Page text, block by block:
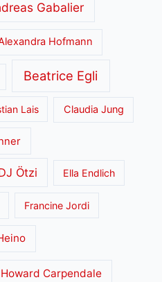
Gabalier
Hofmann
Beatrice Egli
Lais Claudia Jung
Ötzi Ella Endlich
Francine Jordi
Howard Carpendale